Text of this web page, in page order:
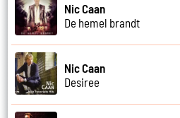
Nic Caan
De hemel brandt
Nic Caan
Desiree